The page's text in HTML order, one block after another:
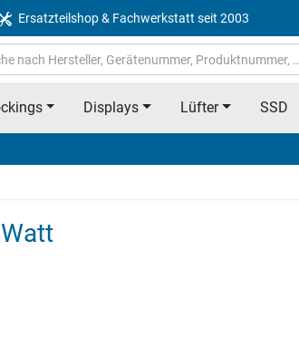
Ersatzteilshop & Fachwerkstatt seit 2003
Displays Lüfter SSD